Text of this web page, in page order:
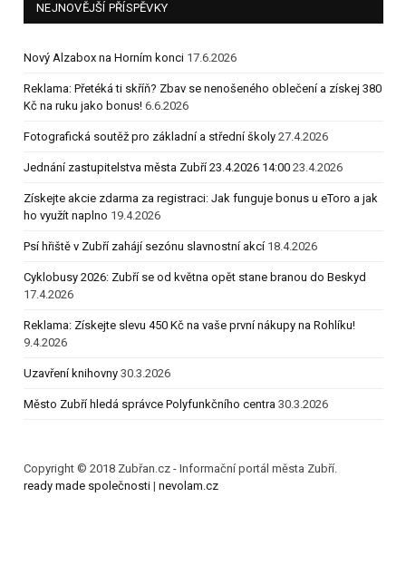
NEJNOVĚJŠÍ PŘÍSPĚVKY
Nový Alzabox na Horním konci 17.6.2026
Reklama: Přetéká ti skříň? Zbav se nenošeného oblečení a získej 380
Kč na ruku jako bonus! 6.6.2026
Fotografická soutěž pro základní a střední školy 27.4.2026
Jednání zastupitelstva města Zubří 23.4.2026 14:00 23.4.2026
Získejte akcie zdarma za registraci: Jak funguje bonus u eToro a jak
ho využít naplno 19.4.2026
Psí hřiště v Zubří zahájí sezónu slavnostní akcí 18.4.2026
Cyklobusy 2026: Zubří se od května opět stane branou do Beskyd
17.4.2026
Reklama: Získejte slevu 450 Kč na vaše první nákupy na Rohlíku!
9.4.2026
Uzavření knihovny 30.3.2026
Město Zubří hledá správce Polyfunkčního centra 30.3.2026
Copyright © 2018 Zubřan.cz - Informační portál města Zubří.
ready made společnosti | nevolam.cz